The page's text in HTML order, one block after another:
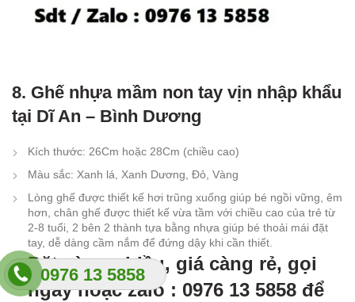
0976 13 5858
8. Ghế nhựa mầm non tay vịn nhập khẩu
tại Dĩ An – Bình Dương
Kích thước: 26Cm hoặc 28Cm (chiều cao)
Màu sắc: Xanh lá, Xanh Dương, Đỏ, Vàng
Lòng ghế được thiết kế hơi trũng xuống giúp bé ngồi vững, êm
hơn, chân ghế được thiết kế vừa tầm với chiều cao của trẻ từ
2-8 tuổi, 2 bên 2 thành tựa bằng nhựa giúp bé thoải mái đặt
tay, dễ dàng cầm nắm để đứng dậy khi cần thiết.
Đặt càng nhiều, giá càng rẻ, gọi
ngay hoặc zalo : 0976 13 5858 để